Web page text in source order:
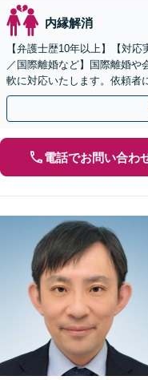
内縁解消
【弁護士歴10年以上】【対
／国際離婚など】国際離婚や
軟に対応いたします。依頼者
／ビデオ面談OK】【子連れ
電話でお問い合わ